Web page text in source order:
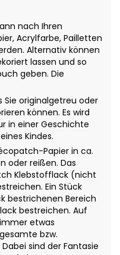
nach Ihren
Acrylfarbe, Pailletten
Alternativ können
lassen und so
geben. Die
Sie originalgetreu oder
können. Es wird
in einer Geschichte
Kindes.
Papier in ca.
oder reißen. Das
Klebstofflack (nicht
Ein Stück
bestrichenen Bereich
bestreichen. Auf
etwas
bzw.
sind der Fantasie